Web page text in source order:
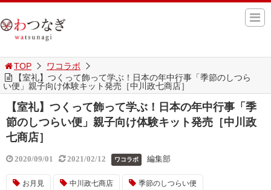
TOP
ワコラボ
【室礼】つくって飾って学ぶ！日本の年中行事「季節のしつら
い便」親子向け体験キット発売［中川政七商店］
【室礼】つくって飾って学ぶ！日本の年中行事「季
節のしつらい便」親子向け体験キット発売［中川政
七商店］
2020/09/01 2021/02/12 ワコラボ 編集部
お月見 中川政七商店 季節のしつらい便